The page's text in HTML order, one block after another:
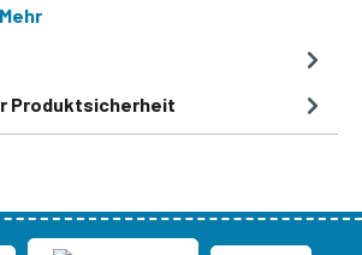
Mehr
Produktsicherheit